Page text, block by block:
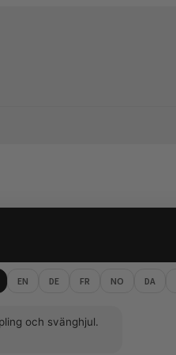
EN DE FR NO DA
och svänghjul.